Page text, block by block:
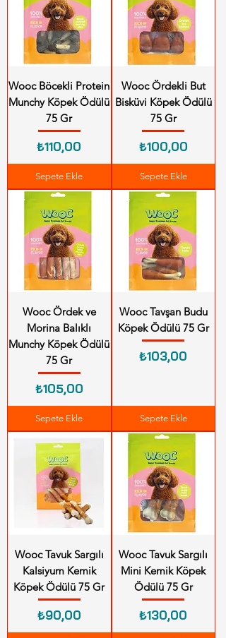
Wooc Böcekli Protein
Munchy Köpek Ödülü
75 Gr
Fiyat
₺110,00
Sepete Ekle
Wooc Ördekli But
Bisküvi Köpek Ödülü
75 Gr
Fiyat
₺100,00
Sepete Ekle
Wooc Ördek ve
Morina Balıklı
Munchy Köpek Ödülü
75 Gr
Fiyat
₺105,00
Sepete Ekle
Wooc Tavşan Budu
Köpek Ödülü 75 Gr
Fiyat
₺103,00
Sepete Ekle
Wooc Tavuk Sargılı
Kalsiyum Kemik
Köpek Ödülü 75 Gr
Fiyat
₺90,00
Wooc Tavuk Sargılı
Mini Kemik Köpek
Ödülü 75 Gr
Fiyat
₺130,00